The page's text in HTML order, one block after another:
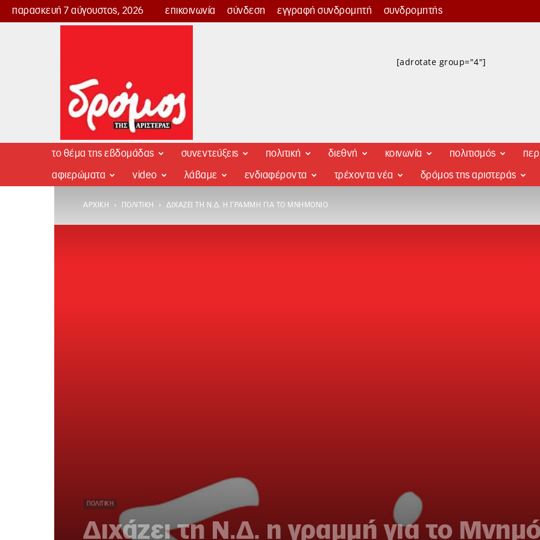
παρασκευή 7 αύγουστος, 2026 επικοινωνία σύνδεση εγγραφή συνδρομητή συνδρομητής
Δρόμος
[adrotate group="4"]
το θέμα της εβδομάδας συνεντεύξεις πολιτική διεθνή κοινωνία πολιτισμός
αφιερώματα video λάβαμε ενδιαφέροντα τρέχοντα νέα δρόμος της αριστεράς
ΑΡΧΙΚΉ ΠΟΛΙΤΙΚΉ ΔΙΧΆΖΕΙ ΤΗ Ν.Δ. Η ΓΡΑΜΜΉ ΓΙΑ ΤΟ ΜΝΗΜΌΝΙΟ
ΠΟΛΙΤΙΚΉ
Διχάζει τη Ν.Δ. η γραμμή για το